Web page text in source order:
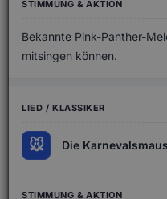
Bekannte Pink-Panther-
mitsingen können.
🐭 Die Karnevalsmaus